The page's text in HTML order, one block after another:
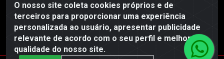
O nosso site coleta cookies próprios e de
terceiros para proporcionar uma experiência
personalizada ao usuário, apresentar publicidade
relevante de acordo com o seu perfil e melhorar a
qualidade do nosso site.
Almeida Distribuidor - Rodovia BR 104, S/N, Centro -
Esperança/PB - CEP 58135-000 - CNPJ 35.419.548/0001-55